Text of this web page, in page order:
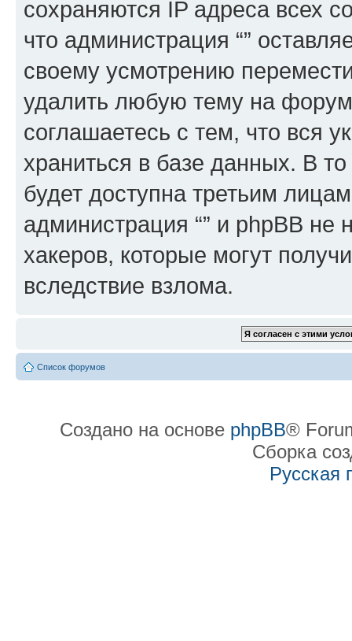
сохраняются IP адреса всех
что администрация “”
своему усмотрению
удалить любую тему на
соглашаетесь с тем, что вся
храниться в базе данных. В
будет доступна третьим
администрация “” и phpBB не
хакеров, которые могут
вследствие взлома.
Список форумов
Создано на основе phpBB®
Сборка
Русская